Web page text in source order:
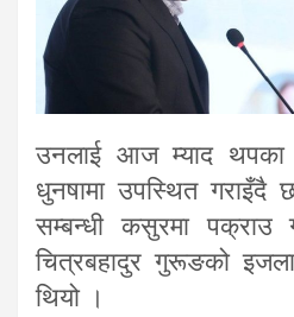
उनलाई आज म्याद थपका
धुनषामा उपस्थित गराइँदै
सम्बन्धी कसुरमा पक्राउ
चित्रबहादुर गुरूङको
थियो ।